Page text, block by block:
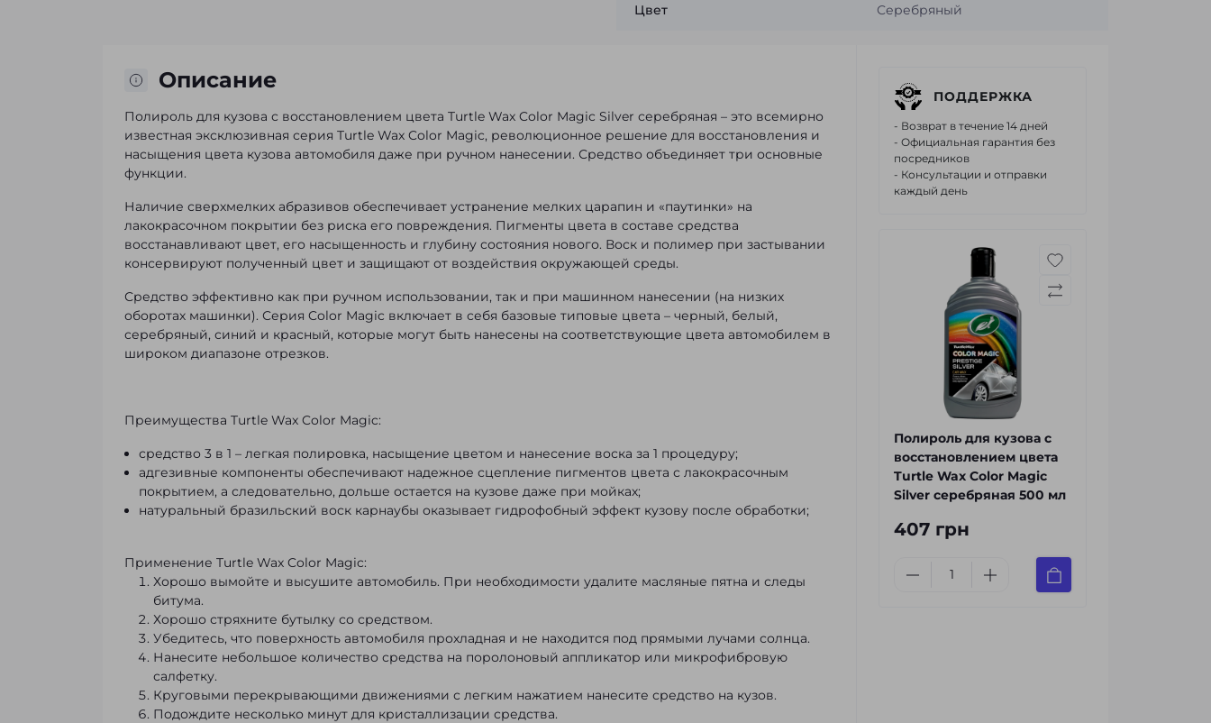
Цвет Серебряный
Описание
Полироль для кузова с восстановлением цвета Turtle Wax Color Magic Silver серебряная – это всемирно
известная эксклюзивная серия Turtle Wax Color Magic, революционное решение для восстановления и
насыщения цвета кузова автомобиля даже при ручном нанесении. Средство объединяет три основные
функции.
Наличие сверхмелких абразивов обеспечивает устранение мелких царапин и «паутинки» на
лакокрасочном покрытии без риска его повреждения. Пигменты цвета в составе средства
восстанавливают цвет, его насыщенность и глубину состояния нового. Воск и полимер при застывании
консервируют полученный цвет и защищают от воздействия окружающей среды.
Средство эффективно как при ручном использовании, так и при машинном нанесении (на низких
оборотах машинки). Серия Color Magic включает в себя базовые типовые цвета – черный, белый,
серебряный, синий и красный, которые могут быть нанесены на соответствующие цвета автомобилем в
широком диапазоне отрезков.
Преимущества Turtle Wax Color Magic:
средство 3 в 1 – легкая полировка, насыщение цветом и нанесение воска за 1 процедуру;
адгезивные компоненты обеспечивают надежное сцепление пигментов цвета с лакокрасочным
покрытием, а следовательно, дольше остается на кузове даже при мойках;
натуральный бразильский воск карнаубы оказывает гидрофобный эффект кузову после обработки;
Применение Turtle Wax Color Magic:
Хорошо вымойте и высушите автомобиль. При необходимости удалите масляные пятна и следы
битума.
Хорошо стряхните бутылку со средством.
Убедитесь, что поверхность автомобиля прохладная и не находится под прямыми лучами солнца.
Нанесите небольшое количество средства на поролоновый аппликатор или микрофибровую
салфетку.
Круговыми перекрывающими движениями с легким нажатием нанесите средство на кузов.
Подождите несколько минут для кристаллизации средства.
ПОДДЕРЖКА
- Возврат в течение 14 дней
- Официальная гарантия без
посредников
- Консультации и отправки
каждый день
Полироль для кузова с
восстановлением цвета
Turtle Wax Color Magic
Silver серебряная 500 мл
407 грн